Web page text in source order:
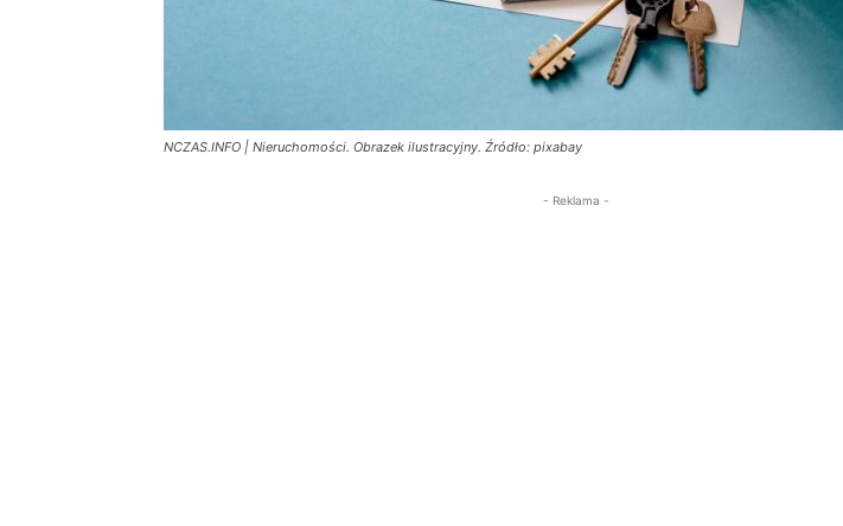
NCZAS.INFO | Nieruchomości. Obrazek ilustracyjny. Źródło: pixabay
- Reklama -